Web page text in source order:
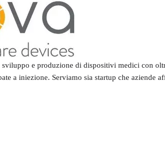
e produzione di dispositivi medici con
a iniezione. Serviamo sia startup che aziende